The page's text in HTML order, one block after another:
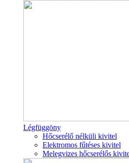
Légfüggöny
Hőcserélő nélküli kivitel
Elektromos fűtéses kivitel
Melegvizes hőcserélős